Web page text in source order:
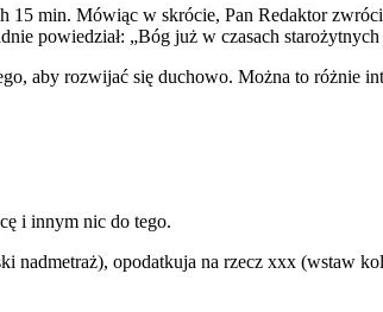
min. Mówiąc w skrócie, Pan Redaktor
powiedział: „Bóg już w czasach
aby rozwijać się duchowo. Można to różnie
i innym nic do tego.
opodatkuja na rzecz xxx (wstaw